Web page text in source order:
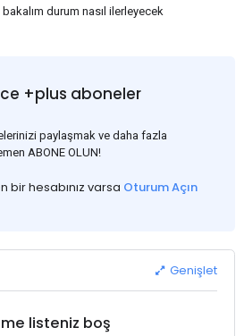
durum nasıl ilerleyecek
+plus aboneler
paylaşmak ve daha fazla
ABONE OLUN!
bir hesabınız varsa Oturum Açın
Genişlet
listeniz boş